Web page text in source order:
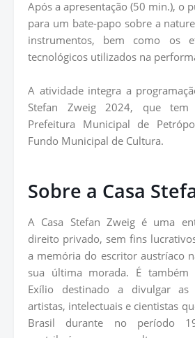
Após a apresentação (50 min.), o
para um bate-papo sobre a
instrumentos, bem como os
tecnológicos utilizados na
A atividade integra a
Stefan Zweig 2024, que
Prefeitura Municipal de
Fundo Municipal de Cultura.
Sobre a Casa
A Casa Stefan Zweig é uma
direito privado, sem fins
a memória do escritor austríaco
sua última morada. É
Exílio destinado a divulgar
artistas, intelectuais e cientistas
Brasil durante no período